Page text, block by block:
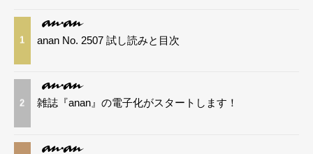
1 anan No. 2507 試し読みと目次
2 雑誌『anan』の電子化がスタートします！